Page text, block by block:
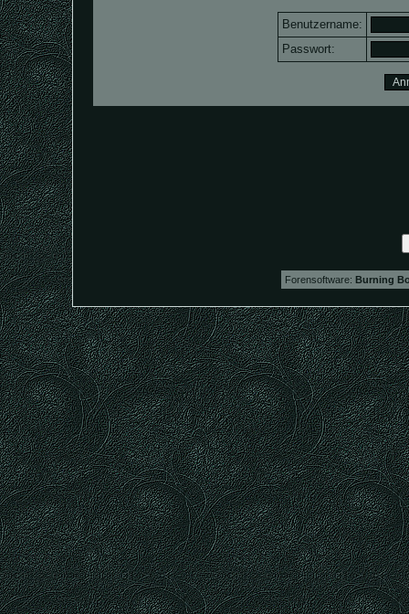
Benutzername:
Passwort:
Forensoftware: Burning